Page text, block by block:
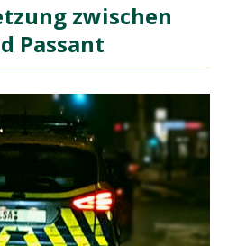
zwischen
Passant